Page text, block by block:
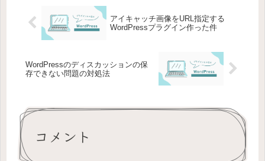
アイキャッチ画像をURL指定する
WordPressプラグイン作った件
WordPressのディスカッションの保
存できない問題の対処法
コメント